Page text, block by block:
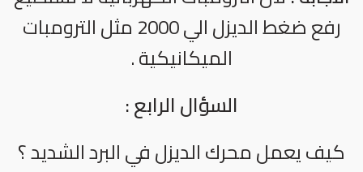
رفع ضغط الديزل الي 2000 مثل الترومبات
الميكانيكية .
السؤال الرابع :
كيف يعمل محرك الديزل في البرد الشديد ؟